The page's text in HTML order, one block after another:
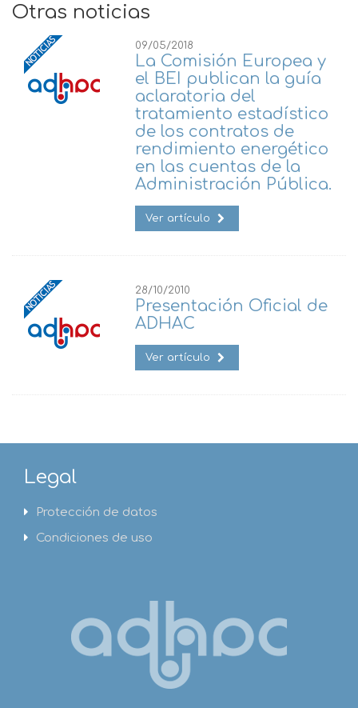
Otras noticias
09/05/2018
La Comisión Europea y
el BEI publican la guía
aclaratoria del
tratamiento estadístico
de los contratos de
rendimiento energético
en las cuentas de la
Administración Pública.
Ver artículo
28/10/2010
Presentación Oficial de
ADHAC
Ver artículo
Legal
Protección de datos
Condiciones de uso